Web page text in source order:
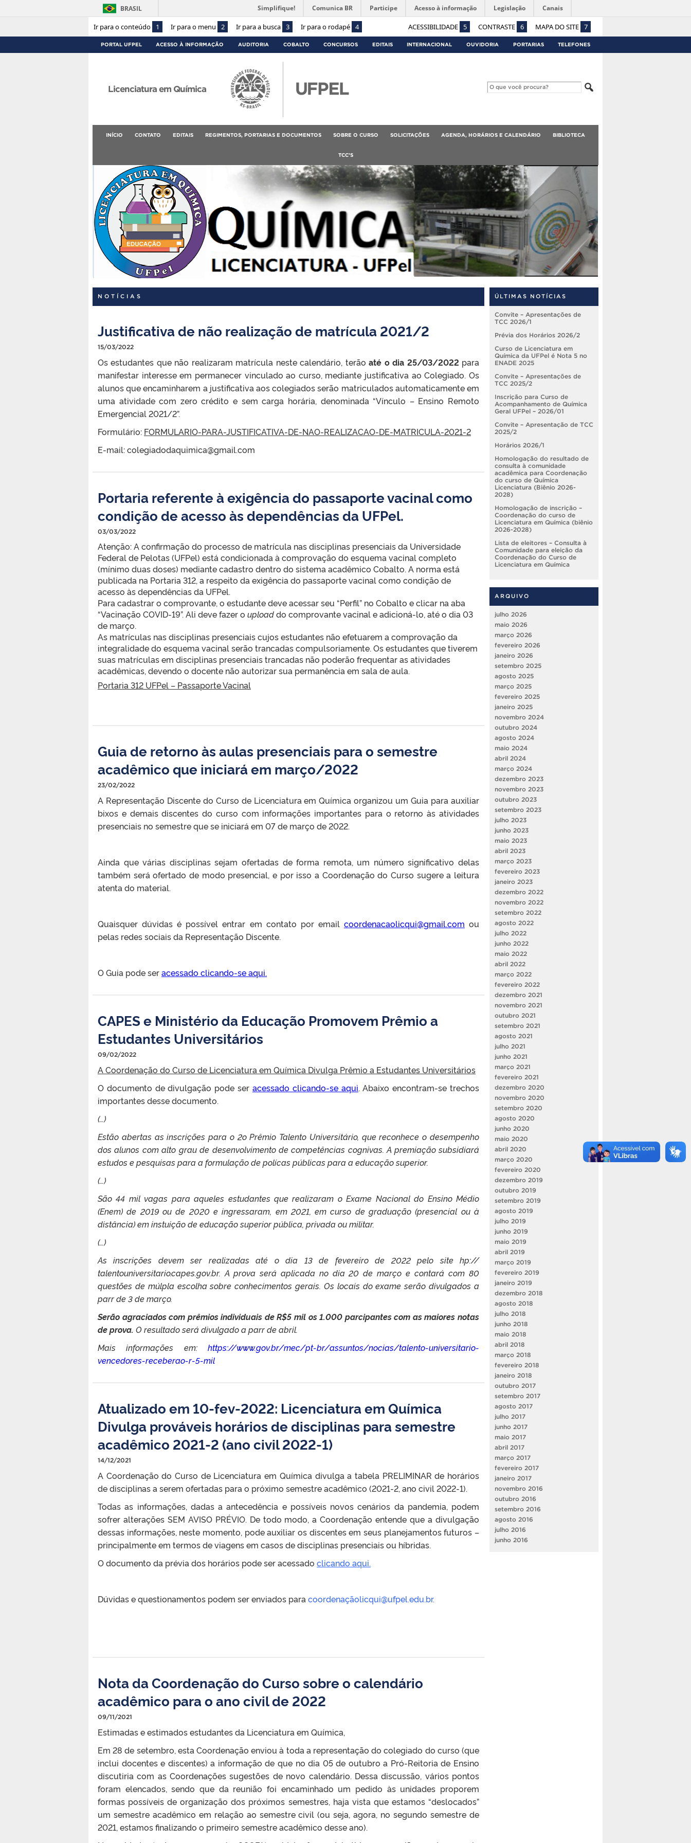
Ir para o conteúdo 1 Ir para o menu 2 Ir para a busca 3 Ir para o rodapé 4 ACESSIBILIDADE 5 CONTRASTE 6 MAPA DO SITE 7
BRASIL Simplifique! Comunica BR Participe Acesso à informação Legislação Canais
PORTAL UFPEL ACESSO À INFORMAÇÃO AUDITORIA COBALTO CONCURSOS EDITAIS INTERNACIONAL OUVIDORIA PORTARIAS TELEFONES
Licenciatura em Química
INÍCIO CONTATO EDITAIS REGIMENTOS, PORTARIAS E DOCUMENTOS SOBRE O CURSO SOLICITAÇÕES AGENDA, HORÁRIOS E CALENDÁRIO BIBLIOTECA
TCC’S
NOTÍCIAS
Justificativa de não realização de matrícula 2021/2
15/03/2022
Os estudantes que não realizaram matrícula neste calendário, terãoaté o dia 25/03/2022 para
manifestar interesse em permanecer vinculado ao curso, mediante justificativa ao Colegiado. Os
alunos que encaminharem a justificativa aos colegiados serão matriculados automaticamente em
uma atividade com zero crédito e sem carga horária, denominada “Vínculo – Ensino Remoto
Emergencial 2021/2”.
Formulário: FORMULARIO-PARA-JUSTIFICATIVA-DE-NAO-REALIZACAO-DE-MATRICULA-2021-2
E-mail: colegiadodaquimica@gmail.com
Portaria referente à exigência do passaporte vacinal como
condição de acesso às dependências da UFPel.
03/03/2022
Atenção: A confirmação do processo de matrícula nas disciplinas presenciais da Universidade
Federal de Pelotas (UFPel) está condicionada à comprovação do esquema vacinal completo
(mínimo duas doses) mediante cadastro dentro do sistema acadêmico Cobalto. A norma está
publicada na Portaria 312, a respeito da exigência do passaporte vacinal como condição de
acesso às dependências da UFPel.
Para cadastrar o comprovante, o estudante deve acessar seu “Perfil” no Cobalto e clicar na aba
“Vacinação COVID-19”. Ali deve fazer o uploaddo comprovante vacinal e adicioná-lo, até o dia 03
de março.
As matrículas nas disciplinas presenciais cujos estudantes não efetuarem a comprovação da
integralidade do esquema vacinal serão trancadas compulsoriamente. Os estudantes que tiverem
suas matrículas em disciplinas presenciais trancadas não poderão frequentar as atividades
acadêmicas, devendo o docente não autorizar sua permanência em sala de aula.
Portaria 312 UFPel – Passaporte Vacinal
Guia de retorno às aulas presenciais para o semestre
acadêmico que iniciará em março/2022
23/02/2022
A Representação Discente do Curso de Licenciatura em Química organizou um Guia para auxiliar
bixos e demais discentes do curso com informações importantes para o retorno às atividades
presenciais no semestre que se iniciará em 07 de março de 2022.
Ainda que várias disciplinas sejam ofertadas de forma remota, um número significativo delas
também será ofertado de modo presencial, e por isso a Coordenação do Curso sugere a leitura
atenta do material.
Quaisquer dúvidas é possível entrar em contato por email coordenacaolicqui@gmail.com ou
pelas redes sociais da Representação Discente.
O Guia pode seracessado clicando-se aqui.
CAPES e Ministério da Educação Promovem Prêmio a
Estudantes Universitários
09/02/2022
A Coordenação do Curso de Licenciatura em Química Divulga Prêmio a Estudantes Universitários
O documento de divulgação pode ser acessado clicando-se aqui. Abaixo encontram-se trechos
importantes desse documento.
(…)
Estão abertas as inscrições para o 2o Prêmio Talento Universitário, que reconhece o desempenho
dos alunos com alto grau de desenvolvimento de competências cognivas. A premiação subsidiará
estudos e pesquisas para a formulação de polícas públicas para a educação superior.
(…)
São 44 mil vagas para aqueles estudantes que realizaram o Exame Nacional do Ensino Médio
(Enem) de 2019 ou de 2020 e ingressaram, em 2021, em curso de graduação (presencial ou à
distância) em instuição de educação superior pública, privada ou militar.
(…)
As inscrições devem ser realizadas até o dia 13 de fevereiro de 2022 pelo site hp://
talentouniversitario.capes.gov.br. A prova será aplicada no dia 20 de março e contará com 80
questões de múlpla escolha sobre conhecimentos gerais. Os locais do exame serão divulgados a
parr de 3 de março.
Serão agraciados com prêmios individuais de R$5 mil os 1.000 parcipantes com as maiores notas
de prova. O resultado será divulgado a parr de abril.
Mais informações em: https://www.gov.br/mec/pt-br/assuntos/nocias/talento-universitario-
vencedores-receberao-r-5-mil
Atualizado em 10-fev-2022: Licenciatura em Química
Divulga prováveis horários de disciplinas para semestre
acadêmico 2021-2 (ano civil 2022-1)
14/12/2021
A Coordenação do Curso de Licenciatura em Química divulga a tabela PRELIMINAR de horários
de disciplinas a serem ofertadas para o próximo semestre acadêmico (2021-2, ano civil 2022-1).
Todas as informações, dadas a antecedência e possíveis novos cenários da pandemia, podem
sofrer alterações SEM AVISO PRÉVIO. De todo modo, a Coordenação entende que a divulgação
dessas informações, neste momento, pode auxiliar os discentes em seus planejamentos futuros –
principalmente em termos de viagens em casos de disciplinas presenciais ou híbridas.
O documento da prévia dos horários pode ser acessado clicando aqui.
Dúvidas e questionamentos podem ser enviados para coordenaçãolicqui@ufpel.edu.br.
Nota da Coordenação do Curso sobre o calendário
acadêmico para o ano civil de 2022
09/11/2021
Estimadas e estimados estudantes da Licenciatura em Química,
Em 28 de setembro, esta Coordenação enviou à toda a representação do colegiado do curso (que
inclui docentes e discentes) a informação de que no dia 05 de outubro a Pró-Reitoria de Ensino
discutiria com as Coordenações sugestões de novo calendário. Dessa discussão, vários pontos
foram elencados, sendo que da reunião foi encaminhado um pedido às unidades proporem
formas possíveis de organização dos próximos semestres, haja vista que estamos “deslocados”
um semestre acadêmico em relação ao semestre civil (ou seja, agora, no segundo semestre de
2021, estamos finalizando o primeiro semestre acadêmico desse ano).
ÚLTIMAS NOTÍCIAS
Convite – Apresentações de
TCC 2026/1
Prévia dos Horários 2026/2
Curso de Licenciatura em
Química da UFPel é Nota 5 no
ENADE 2025
Convite – Apresentações de
TCC 2025/2
Inscrição para Curso de
Acompanhamento de Química
Geral UFPel – 2026/01
Convite – Apresentação de TCC
2025/2
Horários 2026/1
Homologação do resultado de
consulta à comunidade
acadêmica para Coordenação
do curso de Química
Licenciatura (Biênio 2026-
2028)
Homologação de inscrição –
Coordenação do curso de
Licenciatura em Química (biênio
2026-2028)
Lista de eleitores – Consulta à
Comunidade para eleição da
Coordenação do Curso de
Licenciatura em Química
ARQUIVO
julho 2026
maio 2026
março 2026
fevereiro 2026
janeiro 2026
setembro 2025
agosto 2025
março 2025
fevereiro 2025
janeiro 2025
novembro 2024
outubro 2024
agosto 2024
maio 2024
abril 2024
março 2024
dezembro 2023
novembro 2023
outubro 2023
setembro 2023
julho 2023
junho 2023
maio 2023
abril 2023
março 2023
fevereiro 2023
janeiro 2023
dezembro 2022
novembro 2022
setembro 2022
agosto 2022
julho 2022
junho 2022
maio 2022
abril 2022
março 2022
fevereiro 2022
dezembro 2021
novembro 2021
outubro 2021
setembro 2021
agosto 2021
julho 2021
junho 2021
março 2021
fevereiro 2021
dezembro 2020
novembro 2020
setembro 2020
agosto 2020
junho 2020
maio 2020
abril 2020
março 2020
fevereiro 2020
dezembro 2019
outubro 2019
setembro 2019
agosto 2019
julho 2019
junho 2019
maio 2019
abril 2019
março 2019
fevereiro 2019
janeiro 2019
dezembro 2018
agosto 2018
julho 2018
junho 2018
maio 2018
abril 2018
março 2018
fevereiro 2018
janeiro 2018
outubro 2017
setembro 2017
agosto 2017
julho 2017
junho 2017
maio 2017
abril 2017
março 2017
fevereiro 2017
janeiro 2017
novembro 2016
outubro 2016
setembro 2016
agosto 2016
julho 2016
junho 2016